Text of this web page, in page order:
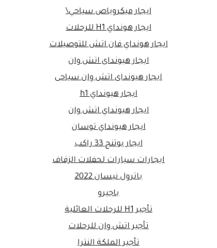
ايجار ميكروباص سياحي\
ايجار هونداي H1 للرحلات
ايجار هونداي فان اتش للتوصيلات
ايجار هيونداى اتش وان
ايجار هيونداى اتش وان سياحى
ايجار هيونداي h1
ايجار هيونداي اتش وان
ايجار هيونداي توسان
ايجار يوتنج 33 راكب
ايجارات سيارات لحفلات الزفاف
باترول نيسان 2022
باجيرو
تأجير H1 للرحلات العائلية
تأجير اتش وان للرحلات
تأجير الملكة النترا